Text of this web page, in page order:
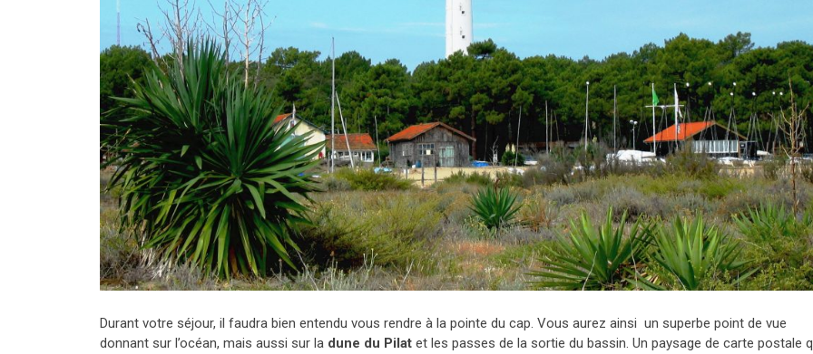
Durant votre séjour, il faudra bien entendu vous rendre à la pointe du cap. Vous aurez ainsi un superbe point de vue
donnant sur l’océan, mais aussi sur la dune du Pilat et les passes de la sortie du bassin. Un paysage de carte postale